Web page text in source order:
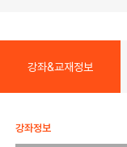
강좌&교재정보
강좌정보